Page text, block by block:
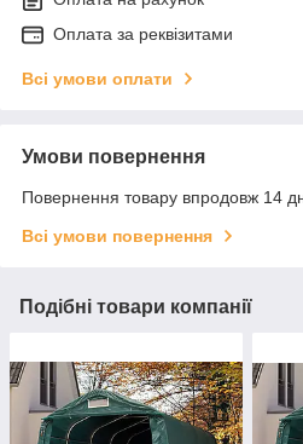
Оплата за реквізитами
Всі умови оплати
Умови повернення
Повернення товару впродовж 14
Всі умови повернення
Подібні товари компанії